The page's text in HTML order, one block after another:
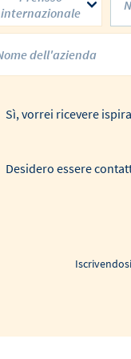
internazionale
Sì, vorrei ricevere
Desidero essere